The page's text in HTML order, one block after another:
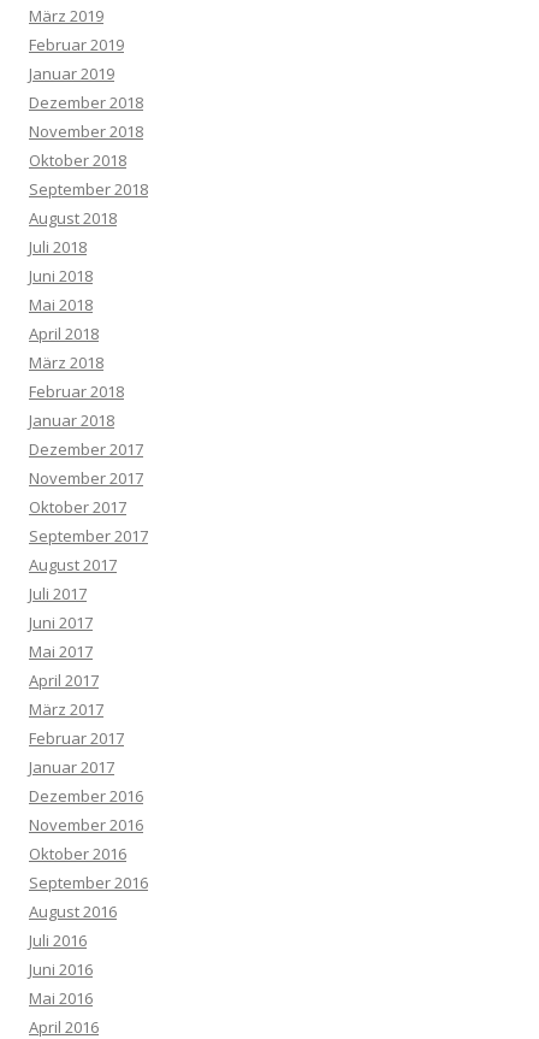
März 2019
Februar 2019
Januar 2019
Dezember 2018
November 2018
Oktober 2018
September 2018
August 2018
Juli 2018
Juni 2018
Mai 2018
April 2018
März 2018
Februar 2018
Januar 2018
Dezember 2017
November 2017
Oktober 2017
September 2017
August 2017
Juli 2017
Juni 2017
Mai 2017
April 2017
März 2017
Februar 2017
Januar 2017
Dezember 2016
November 2016
Oktober 2016
September 2016
August 2016
Juli 2016
Juni 2016
Mai 2016
April 2016